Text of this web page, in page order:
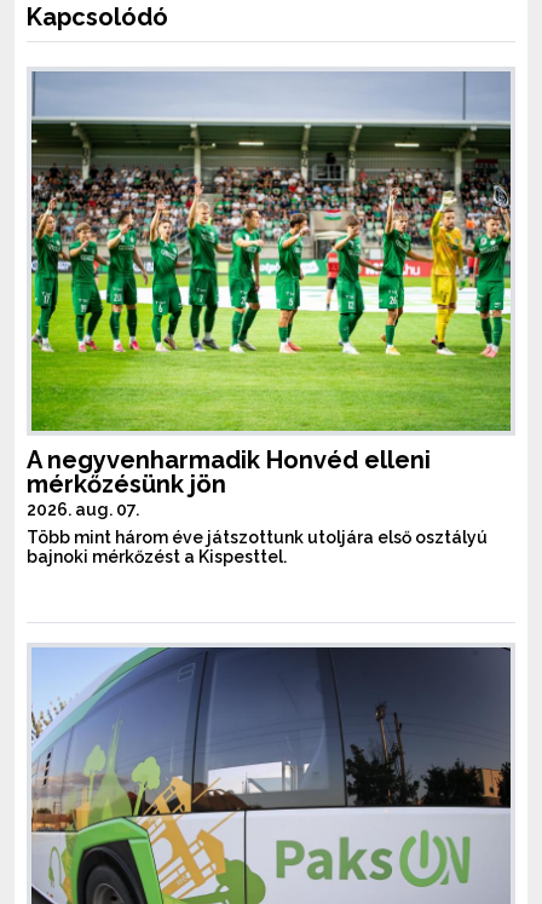
Kapcsolódó
A negyvenharmadik Honvéd elleni
mérkőzésünk jön
2026. aug. 07.
Több mint három éve játszottunk utoljára első osztályú
bajnoki mérkőzést a Kispesttel.